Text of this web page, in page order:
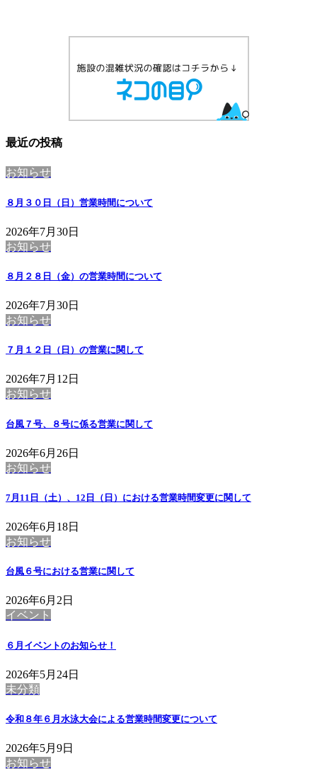
最近の投稿
お知らせ
８月３０日（日）営業時間について
2026年7月30日
お知らせ
８月２８日（金）の営業時間について
2026年7月30日
お知らせ
７月１２日（日）の営業に関して
2026年7月12日
お知らせ
台風７号、８号に係る営業に関して
2026年6月26日
お知らせ
7月11日（土）、12日（日）における営業時間変更に関して
2026年6月18日
お知らせ
台風６号における営業に関して
2026年6月2日
イベント
６月イベントのお知らせ！
2026年5月24日
未分類
令和８年６月水泳大会による営業時間変更について
2026年5月9日
お知らせ